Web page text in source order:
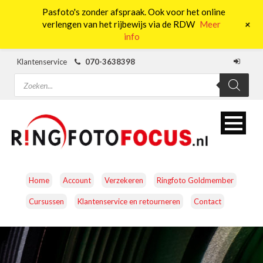
Klantenservice
070-3638398
Producten
zoeken
Home Account Verzekeren Ringfoto Goldmember
Cursussen Klantenservice en retourneren Contact
CAMERA’S OBJECTIEVEN ACCESSOIRES
Pasfoto's zonder afspraak. Ook voor het online
verlengen van het rijbewijs via de RDW Meer
info
+